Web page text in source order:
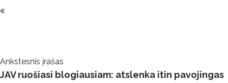
Navigation
Ankstesnis įrašas
JAV ruošiasi blogiausiam: atslenka itin pavojingas